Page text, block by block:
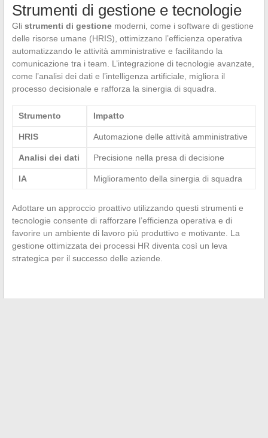
Strumenti di gestione e tecnologie
Gli strumenti di gestionemoderni, come i software di gestione
delle risorse umane (HRIS), ottimizzano l’efficienza operativa
automatizzando le attività amministrative e facilitando la
comunicazione tra i team. L’integrazione di tecnologie avanzate,
come l’analisi dei dati e l’intelligenza artificiale, migliora il
processo decisionale e rafforza la sinergia di squadra.
Strumento Impatto
HRIS Automazione delle attività amministrative
Analisi dei dati Precisione nella presa di decisione
IA Miglioramento della sinergia di squadra
Adottare un approccio proattivo utilizzando questi strumenti e
tecnologie consente di rafforzare l’efficienza operativa e di
favorire un ambiente di lavoro più produttivo e motivante. La
gestione ottimizzata dei processi HR diventa così un leva
strategica per il successo delle aziende.